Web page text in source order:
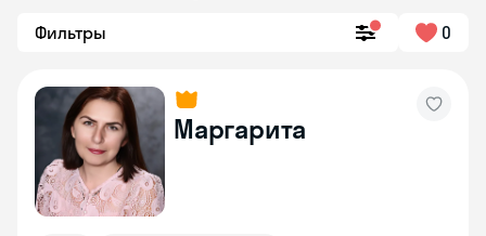
Фильтры 0
Маргарита